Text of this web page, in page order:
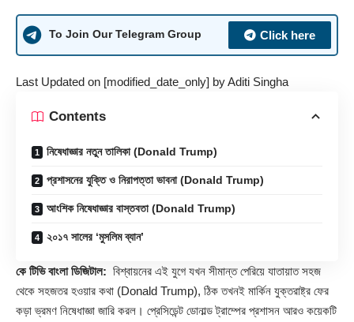
To Join Our Telegram Group Click here
Last Updated on [modified_date_only] byAditi Singha
Contents
নিষেধাজ্ঞার নতুন তালিকা (Donald Trump)
প্রশাসনের যুক্তি ও নিরাপত্তা ভাবনা (Donald Trump)
আংশিক নিষেধাজ্ঞার বাস্তবতা (Donald Trump)
২০১৭ সালের ‘মুসলিম ব্যান’
কে টিভি বাংলা ডিজিটাল: বিশ্বায়নের এই যুগে যখন সীমান্ত পেরিয়ে যাতায়াত সহজ
থেকে সহজতর হওয়ার কথা (Donald Trump), ঠিক তখনই মার্কিন যুক্তরাষ্ট্র ফের
কড়া ভ্রমণ নিষেধাজ্ঞা জারি করল। প্রেসিডেন্ট ডোনাল্ড ট্রাম্পের প্রশাসন আরও কয়েকটি